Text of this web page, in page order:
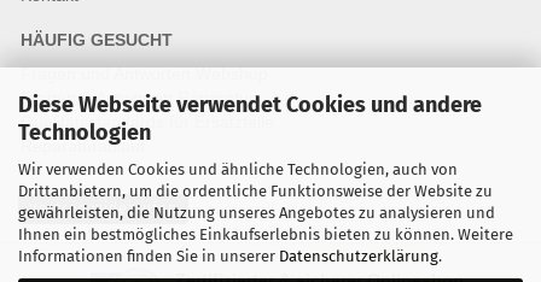
Diese Webseite verwendet Cookies und andere
Technologien
Wir verwenden Cookies und ähnliche Technologien, auch von
Drittanbietern, um die ordentliche Funktionsweise der Website zu
gewährleisten, die Nutzung unseres Angebotes zu analysieren und
Ihnen ein bestmögliches Einkaufserlebnis bieten zu können. Weitere
Informationen finden Sie in unserer Datenschutzerklärung.
HÄUFIG GESUCHT
Fragen und Antworten Webshop
Fragen & Antworten Reparatur
Qualitätsstandards für Ersatzteile
Reparaturablauf
Vertrag widerrufen